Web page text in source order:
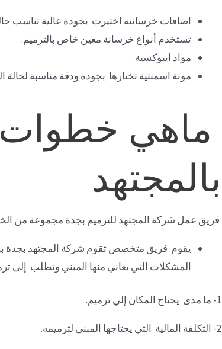
اضافات خرسانية اختيرت بجودة عالية تناسب
تستخدم أنواع خرسانة معين خاص بالترميم.
مواد ايبوكسية.
مونة اسمنتية تختارها بجودة ودقة مناسبة لحالة
ماهي خطوات
بالمجتهد
فريق عمل شركة المجتهد للترميم بجدة مجموعة من
يقوم فريق متخصص تقوم شركة المجتهد بجدة
المشكلات التي يعاني منها المبني وتطلب إلى
1- ما مدى يحتاج المكان إلي ترميم.
2- التكلفة المالية التي يحتاجها المبنى لترميمه.